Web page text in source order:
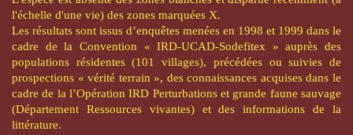
l'échelle d'une vie) des zones marquées X.
Les résultats sont issus d’enquêtes menées en 1998 et 1999 dans le
cadre de la Convention « IRD-UCAD-Sodefitex » auprès des
populations résidentes (101 villages), précédées ou suivies de
prospections « vérité terrain », des connaissances acquises dans le
cadre de la l’Opération IRD Perturbations et grande faune sauvage
(Département Ressources vivantes) et des informations de la
littérature.